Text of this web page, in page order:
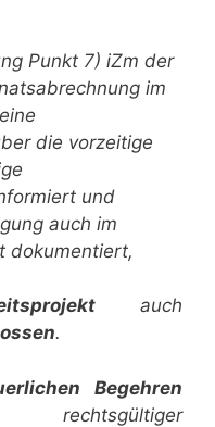
Punkt 7) iZm der
im
die vorzeitige
und
auch im
dokumentiert,
auch
.
Begehren